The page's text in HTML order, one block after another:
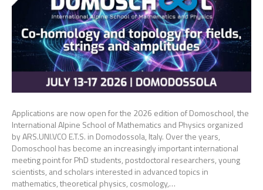
Applications are now open for the 2026 edition of Domoschool, the
International Alpine School of Mathematics and Physics organized
by ARS.UNI.VCO E.T.S. in Domodossola, Italy. Over the years,
Domoschool has become an increasingly important international
meeting point for PhD students, postdoctoral researchers, young
scientists, and scholars interested in advanced topics in
mathematics, theoretical physics, cosmology,…